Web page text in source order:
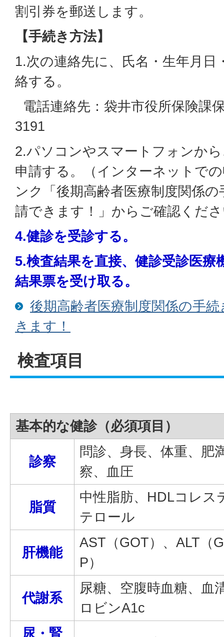
割引券を郵送します。
【手続き方法】
1.次の連絡先に、氏名・生年月日
絡する。
電話連絡先：袋井市役所保険課
3191
2.パソコンやスマートフォンか
申請する。（インターネットで
ンク「後期高齢者医療制度関係
請できます！」からご確認くだ
4.健診を受診する。
5.検査結果を直接、健診受診医療
結果票を受け取る。
後期高齢者医療制度関係の手
きます！
検査項目
基本的な健診（必須項目）
診察
問診、身長、体重、肥
察、血圧
脂質
中性脂肪、HDLコレス
テロール
肝機能
AST（GOT）、ALT（
P）
代謝系
尿糖、空腹時血糖、血
ロビンA1c
尿・腎